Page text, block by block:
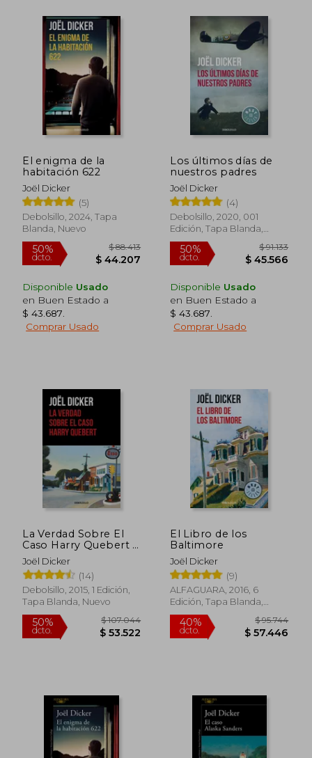
50%
dcto.
55%
dcto.
50%
$ 43.959
55%
dcto.
El enigma de la
habitación 622
Joël Dicker
(5)
Debolsillo, 2024, Tapa
Blanda, Nuevo
Disponible Usado
en Buen Estado a
$ 43.687
Comprar Usado
Los últimos días de
nuestros padres
Joël Dicker
(4)
Debolsillo, 2020, 001
Edición, Tapa Blanda,
Nuevo
Disponible Usado
en Buen Estado a
$ 43.687
Comprar Usado
La Verdad Sobre El
Caso Harry Quebert /
The Truth about the
Harry Quebert Affair
Joël Dicker
(14)
Debolsillo, 2015, 1 Edición,
Tapa Blanda, Nuevo
El Libro de los
Baltimore
Joël Dicker
(9)
ALFAGUARA, 2016, 6
Edición, Tapa Blanda,
Nuevo